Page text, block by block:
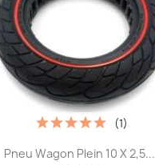
Aperçu rapide
Pneu Wagon Plein 10 X 2,5...
(1)